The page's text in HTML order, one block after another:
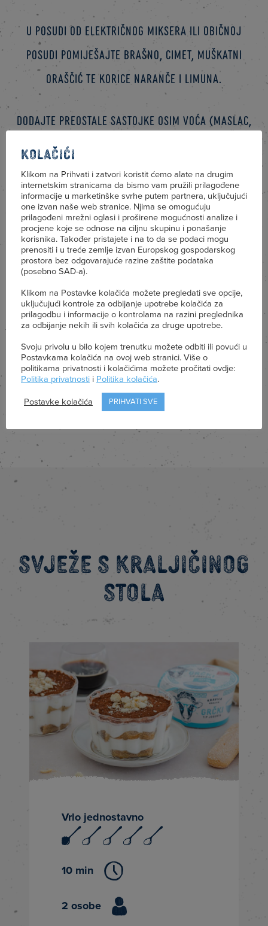
U posudi od električnog miksera ili običnoj
posudi pomiješajte brašno, cimet, muškatni
oraščić te korice naranče i limuna.
Dodajte preostale sastojke osim voća (maslac,
šećer i jaja) pa mikserom povežite smjesu.
Sada dodajte namočeno suho voće pa sve
sjedinite.
Prebacite u pripremljen kalup i pecite 3 do 3,5 h
ili dok čačkalica zabodena u sredinu ne izađe
suha.
Ohlađeni kolač zamotajte u prozirnu foliju.
Kolač vam može trajati mjesec dana.
Svježe s kraljičinog
stola
Vrlo jednostavno
10 min
2 osobe
Kolačići
Klikom na Prihvati i zatvori koristit ćemo alate na drugim
internetskim stranicama da bismo vam pružili prilagođene
informacije u marketinške svrhe putem partnera, uključujući
one izvan naše web stranice. Njima se omogućuju
prilagođeni mrežni oglasi i proširene mogućnosti analize i
procjene koje se odnose na ciljnu skupinu i ponašanje
korisnika. Također pristajete i na to da se podaci mogu
prenositi i u treće zemlje izvan Europskog gospodarskog
prostora bez odgovarajuće razine zaštite podataka
(posebno SAD-a).
Klikom na Postavke kolačića možete pregledati sve opcije,
uključujući kontrole za odbijanje upotrebe kolačića za
prilagodbu i informacije o kontrolama na razini preglednika
za odbijanje nekih ili svih kolačića za druge upotrebe.
Svoju privolu u bilo kojem trenutku možete odbiti ili povući u
Postavkama kolačića na ovoj web stranici. Više o
politikama privatnosti i kolačićima možete pročitati ovdje:
Politika privatnosti i Politika kolačića.
Postavke kolačića PRIHVATI SVE